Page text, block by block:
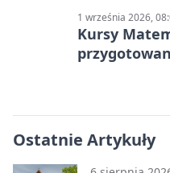
1 września 2026,
Kursy
Ostatnie Artykuły